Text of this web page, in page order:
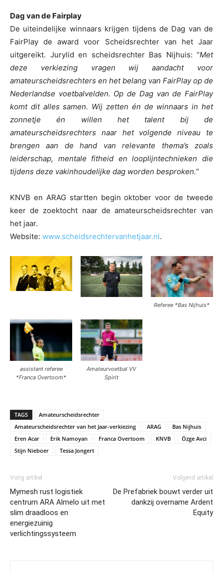
Dag van de Fairplay
De uiteindelijke winnaars krijgen tijdens de Dag van de
FairPlay de award voor Scheidsrechter van het Jaar
uitgereikt. Jurylid en scheidsrechter Bas Nijhuis: “Met
deze verkiezing vragen wij aandacht voor
amateurscheidsrechters en het belang van FairPlay op de
Nederlandse voetbalvelden. Op de Dag van de FairPlay
komt dit alles samen. Wij zetten én de winnaars in het
zonnetje én willen het talent bij de
amateurscheidsrechters naar het volgende niveau te
brengen aan de hand van relevante thema’s zoals
leiderschap, mentale fitheid en looplijntechnieken die
tijdens deze vakinhoudelijke dag worden besproken.”
KNVB en ARAG startten begin oktober voor de tweede
keer de zoektocht naar de amateurscheidsrechter van
het jaar.
Website: www.scheidsrechtervanhetjaar.nl.
Referee *Bas Nijhuis*
assistant referee
*Franca Overtoom*
Amateurvoetbal VV
Spirit
TAGS
Amateurscheidsrechter
Amateurscheidsrechter van het Jaar-verkiezing
ARAG
Bas Nijhuis
Eren Acar
Erik Namoyan Franca Overtoom KNVB
Özge Avci
Stijn Nieboer
Tessa Jongert
Vorig artikel
Mymesh rust logistiek
centrum ARA Almelo uit met
slim draadloos en
energiezuinig
verlichtingssysteem
Volgend artikel
De Prefabriek bouwt verder uit
dankzij overname Ardent
Equity